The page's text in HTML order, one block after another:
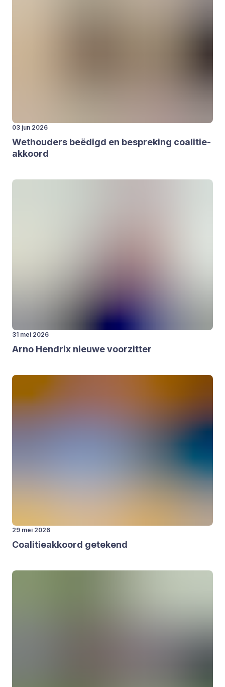
03 jun 2026
Wet­hou­ders beë­digd en bespre­king coa­li­tie­
ak­koord
31 mei 2026
Arno Hen­drix nieu­we voor­zit­ter
29 mei 2026
Coa­li­tie­ak­koord gete­kend